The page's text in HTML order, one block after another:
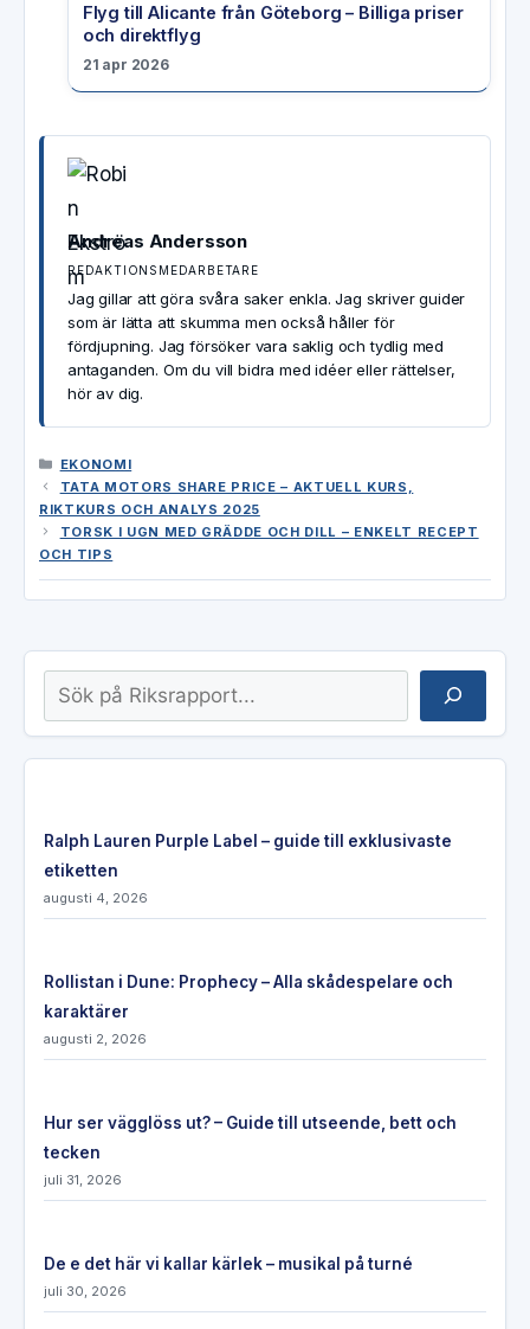
Flyg till Alicante från Göteborg – Billiga priser
och direktflyg
21 apr 2026
Andreas Andersson
REDAKTIONSMEDARBETARE
Jag gillar att göra svåra saker enkla. Jag skriver guider
som är lätta att skumma men också håller för
fördjupning. Jag försöker vara saklig och tydlig med
antaganden. Om du vill bidra med idéer eller rättelser,
hör av dig.
KATEGORIER
EKONOMI
TATA MOTORS SHARE PRICE – AKTUELL KURS,
RIKTKURS OCH ANALYS 2025
TORSK I UGN MED GRÄDDE OCH DILL – ENKELT RECEPT
OCH TIPS
Sök
Ralph Lauren Purple Label – guide till exklusivaste
etiketten
augusti 4, 2026
Rollistan i Dune: Prophecy – Alla skådespelare och
karaktärer
augusti 2, 2026
Hur ser vägglöss ut? – Guide till utseende, bett och
tecken
juli 31, 2026
De e det här vi kallar kärlek – musikal på turné
juli 30, 2026